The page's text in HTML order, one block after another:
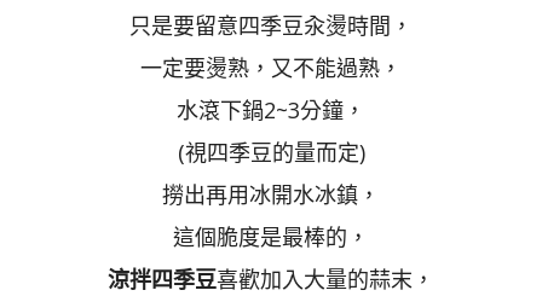
只是要留意四季豆汆燙時間，
一定要燙熟，又不能過熟，
水滾下鍋2~3分鐘，
(視四季豆的量而定)
撈出再用冰開水冰鎮，
這個脆度是最棒的，
涼拌四季豆喜歡加入大量的蒜末，